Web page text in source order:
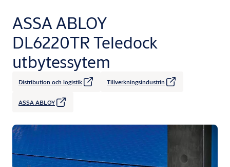
ASSA ABLOY
DL6220TR Teledock
utbytessytem
Distribution och logistik Tillverkningsindustrin
ASSA ABLOY